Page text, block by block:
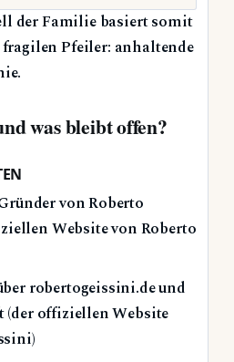
der Familie basiert somit
Pfeiler: anhaltende
was bleibt offen?
von Roberto
Website von Roberto
robertogeissini.de und
(der offiziellen Website